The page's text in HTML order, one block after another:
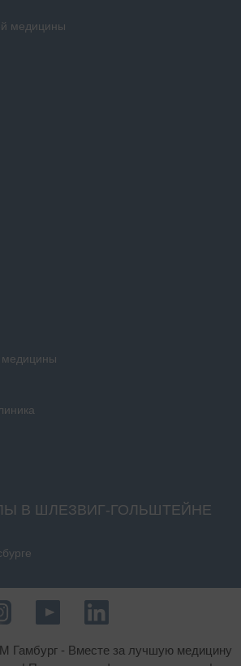
медицины
медицины
В ШЛЕЗВИГ-ГОЛЬШТЕЙНЕ
Гамбург - Вместе за лучшую медицину